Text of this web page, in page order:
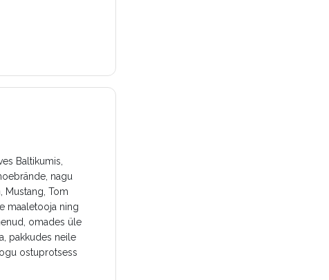
Baltikumis,
nagu
Mustang, Tom
maaletooja ning
omades üle
pakkudes neile
ostuprotsess